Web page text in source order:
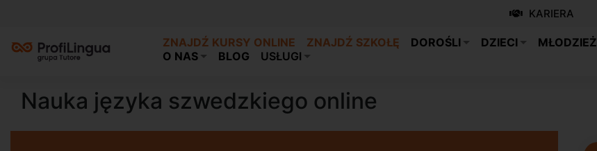
KARIERA
ZNAJDŹ KURSY ONLINE ZNAJDŹ SZKOŁĘ DOROŚLI DZIECI MŁODZIEŻ
O NAS
BLOG USŁUGI
Nauka języka szwedzkiego online